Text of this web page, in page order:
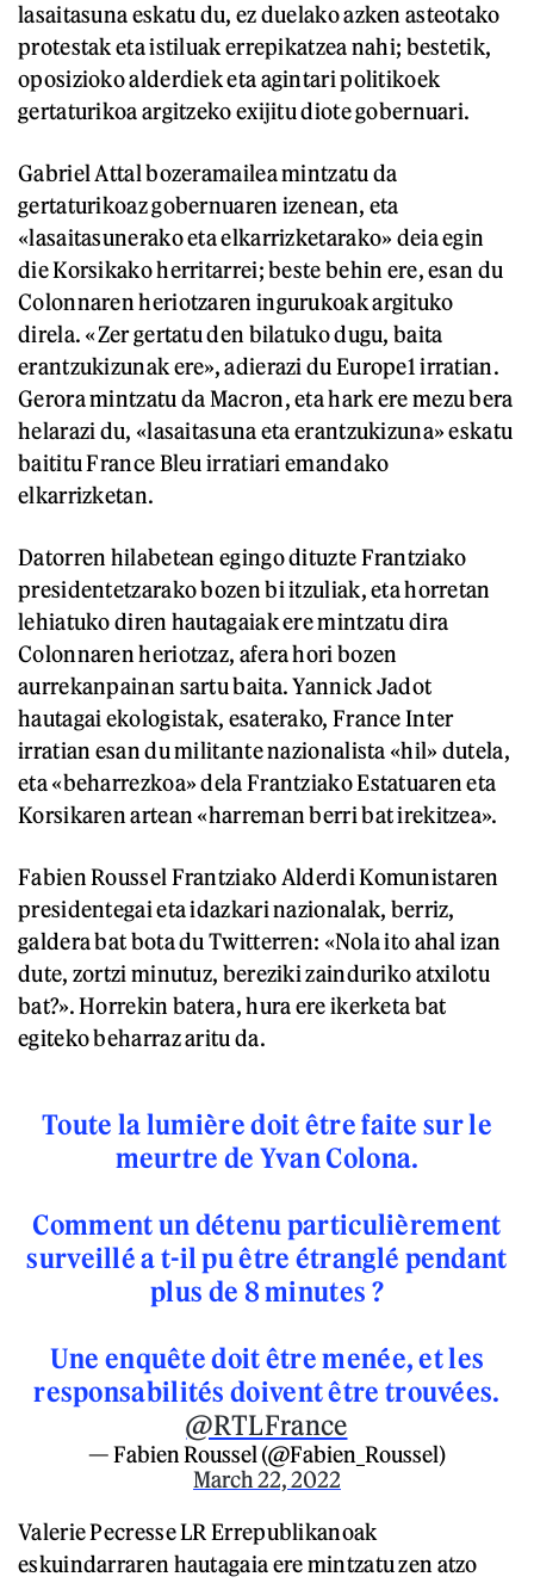
lasaitasuna eskatu du, ez duelako azken asteotako
protestak eta istiluak errepikatzea nahi; bestetik,
oposizioko alderdiek eta agintari politikoek
gertaturikoa argitzeko exijitu diote gobernuari.
Gabriel Attal bozeramailea mintzatu da
gertaturikoaz gobernuaren izenean, eta
«lasaitasunerako eta elkarrizketarako» deia egin
die Korsikako herritarrei; beste behin ere, esan du
Colonnaren heriotzaren ingurukoak argituko
direla. «Zer gertatu den bilatuko dugu, baita
erantzukizunak ere», adierazi du Europe1 irratian.
Gerora mintzatu da Macron, eta hark ere mezu bera
helarazi du, «lasaitasuna eta erantzukizuna» eskatu
baititu France Bleu irratiari emandako
elkarrizketan.
Datorren hilabetean egingo dituzte Frantziako
presidentetzarako bozen bi itzuliak, eta horretan
lehiatuko diren hautagaiak ere mintzatu dira
Colonnaren heriotzaz, afera hori bozen
aurrekanpainan sartu baita. Yannick Jadot
hautagai ekologistak, esaterako, France Inter
irratian esan du militante nazionalista «hil» dutela,
eta «beharrezkoa» dela Frantziako Estatuaren eta
Korsikaren artean «harreman berri bat irekitzea».
Fabien Roussel Frantziako Alderdi Komunistaren
presidentegai eta idazkari nazionalak, berriz,
galdera bat bota du Twitterren: «Nola ito ahal izan
dute, zortzi minutuz, bereziki zainduriko atxilotu
bat?». Horrekin batera, hura ere ikerketa bat
egiteko beharraz aritu da.
Toute la lumière doit être faite sur le
meurtre de Yvan Colona.
Comment un détenu particulièrement
surveillé a t-il pu être étranglé pendant
plus de 8 minutes ?
Une enquête doit être menée, et les
responsabilités doivent être trouvées.
@RTLFrance
— Fabien Roussel (@Fabien_Roussel)
March 22, 2022
Valerie Pecresse LR Errepublikanoak
eskuindarraren hautagaia ere mintzatu zen atzo